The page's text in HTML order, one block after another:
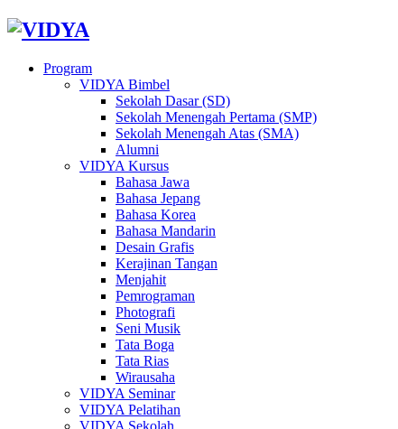
Program
VIDYA Bimbel
Sekolah Dasar (SD)
Sekolah Menengah Pertama (SMP)
Sekolah Menengah Atas (SMA)
Alumni
VIDYA Kursus
Bahasa Jawa
Bahasa Jepang
Bahasa Korea
Bahasa Mandarin
Desain Grafis
Kerajinan Tangan
Menjahit
Pemrograman
Photografi
Seni Musik
Tata Boga
Tata Rias
Wirausaha
VIDYA Seminar
VIDYA Pelatihan
VIDYA Sekolah